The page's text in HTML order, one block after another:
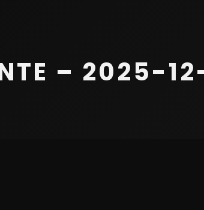
– 2025-